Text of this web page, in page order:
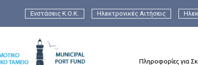
Ενστάσεις Κ.Ο.Κ. Ηλεκτρονικές Αιτήσεις
Πληροφορίες για